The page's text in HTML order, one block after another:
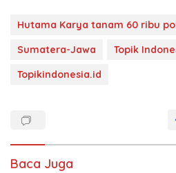
Hutama Karya tanam 60 ribu
Sumatera-Jawa
Topik
Topikindonesia.id
Baca Juga